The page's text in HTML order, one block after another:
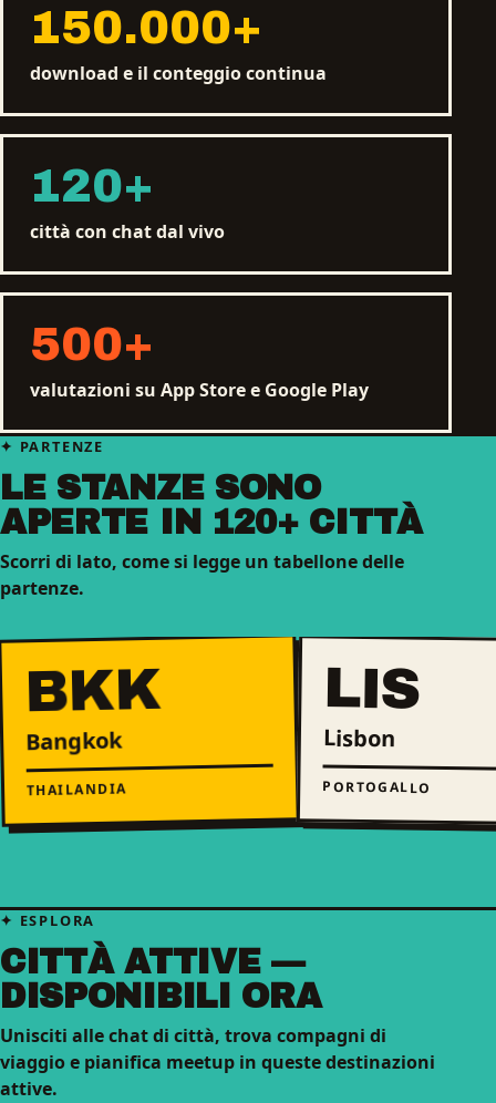
150.000+
download e il conteggio continua
120+
città con chat dal vivo
500+
valutazioni su App Store e Google Play
PARTENZE
LE STANZE SONO
APERTE IN 120+ CITTÀ
Scorri di lato, come si legge un tabellone delle
partenze.
BKK
Bangkok
THAILANDIA
LIS
Lisbon
PORTOGALLO
ESPLORA
CITTÀ ATTIVE —
DISPONIBILI ORA
Unisciti alle chat di città, trova compagni di
viaggio e pianifica meetup in queste destinazioni
attive.